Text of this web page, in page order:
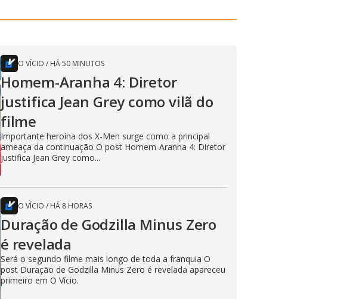
O VÍCIO / HÁ 50 MINUTOS
Homem-Aranha 4: Diretor
justifica Jean Grey como vilã do
filme
Importante heroína dos X-Men surge como a principal
ameaça da continuação O post Homem-Aranha 4: Diretor
justifica Jean Grey como...
O VÍCIO / HÁ 8 HORAS
Duração de Godzilla Minus Zero
é revelada
Será o segundo filme mais longo de toda a franquia O
post Duração de Godzilla Minus Zero é revelada apareceu
primeiro em O Vício.